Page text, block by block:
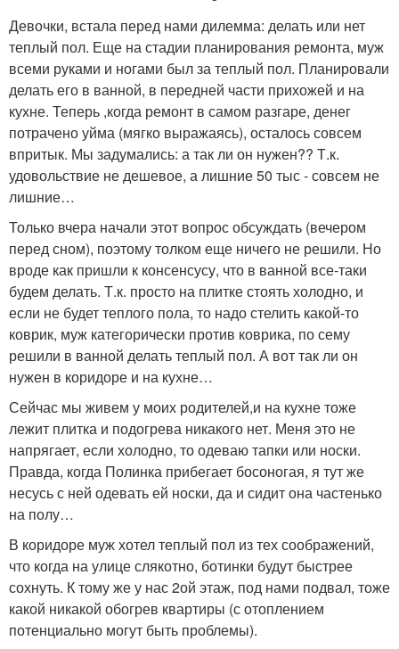
Девочки, встала перед нами дилемма: делать или нет
теплый пол. Еще на стадии планирования ремонта, муж
всеми руками и ногами был за теплый пол. Планировали
делать его в ванной, в передней части прихожей и на
кухне. Теперь ,когда ремонт в самом разгаре, денег
потрачено уйма (мягко выражаясь), осталось совсем
впритык. Мы задумались: а так ли он нужен?? Т.к.
удовольствие не дешевое, а лишние 50 тыс - совсем не
лишние…
Только вчера начали этот вопрос обсуждать (вечером
перед сном), поэтому толком еще ничего не решили. Но
вроде как пришли к консенсусу, что в ванной все-таки
будем делать. Т.к. просто на плитке стоять холодно, и
если не будет теплого пола, то надо стелить какой-то
коврик, муж категорически против коврика, по сему
решили в ванной делать теплый пол. А вот так ли он
нужен в коридоре и на кухне…
Сейчас мы живем у моих родителей,и на кухне тоже
лежит плитка и подогрева никакого нет. Меня это не
напрягает, если холодно, то одеваю тапки или носки.
Правда, когда Полинка прибегает босоногая, я тут же
несусь с ней одевать ей носки, да и сидит она частенько
на полу…
В коридоре муж хотел теплый пол из тех соображений,
что когда на улице слякотно, ботинки будут быстрее
сохнуть. К тому же у нас 2ой этаж, под нами подвал, тоже
какой никакой обогрев квартиры (с отоплением
потенциально могут быть проблемы).